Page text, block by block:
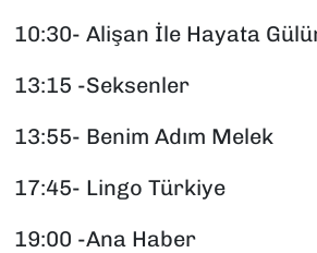
10:30- Alişan İle Hayata
13:15 -Seksenler
13:55- Benim Adım Melek
17:45- Lingo Türkiye
19:00 -Ana Haber